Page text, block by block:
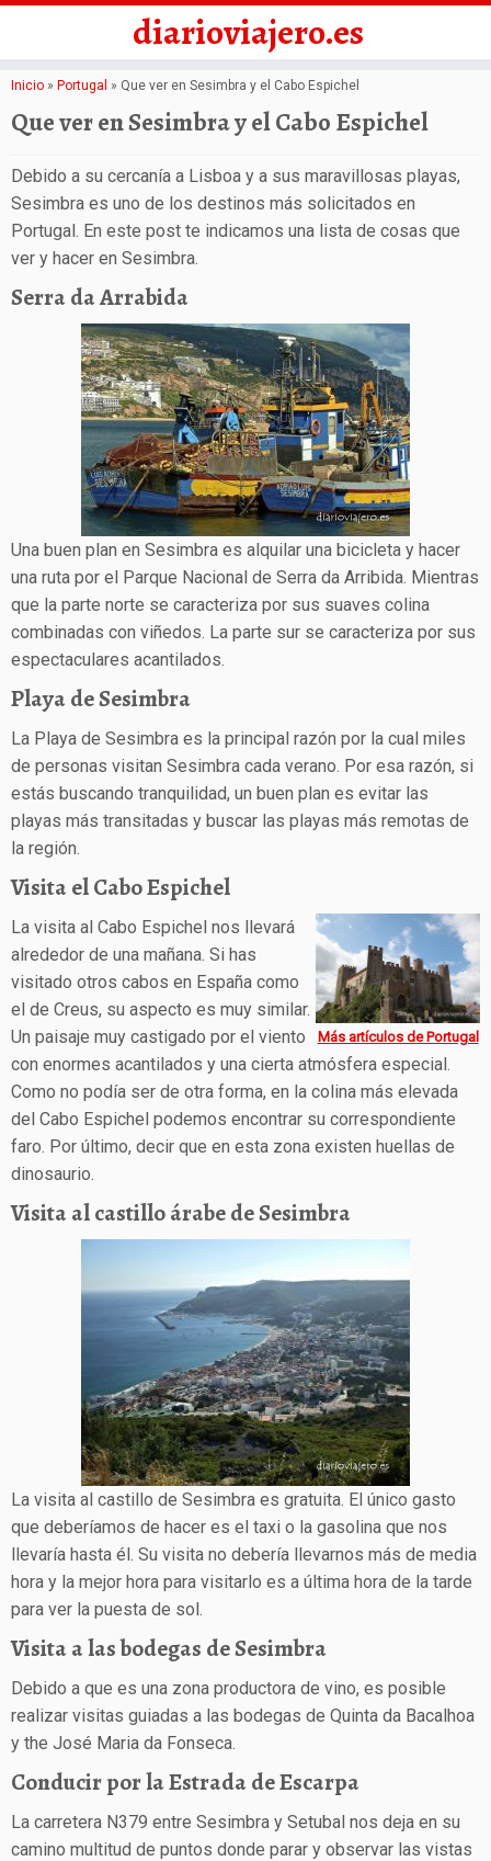
Saltar
contenido
diarioviajero.es
Inicio » Portugal » Que ver en Sesimbra y el Cabo Espichel
Que ver en Sesimbra y el Cabo Espichel
Debido a su cercanía a Lisboa y a sus maravillosas playas,
Sesimbra es uno de los destinos más solicitados en
Portugal. En este post te indicamos una lista de cosas que
ver y hacer en Sesimbra.
Serra da Arrabida
Una buen plan en Sesimbra es alquilar una bicicleta y hacer
una ruta por el Parque Nacional de Serra da Arribida. Mientras
que la parte norte se caracteriza por sus suaves colina
combinadas con viñedos. La parte sur se caracteriza por sus
espectaculares acantilados.
Playa de Sesimbra
La Playa de Sesimbra es la principal razón por la cual miles
de personas visitan Sesimbra cada verano. Por esa razón, si
estás buscando tranquilidad, un buen plan es evitar las
playas más transitadas y buscar las playas más remotas de
la región.
Visita el Cabo Espichel
Más artículos de Portugal
La visita al Cabo Espichel nos llevará
alrededor de una mañana. Si has
visitado otros cabos en España como
el de Creus, su aspecto es muy similar.
Un paisaje muy castigado por el viento
con enormes acantilados y una cierta atmósfera especial.
Como no podía ser de otra forma, en la colina más elevada
del Cabo Espichel podemos encontrar su correspondiente
faro. Por último, decir que en esta zona existen huellas de
dinosaurio.
Visita al castillo árabe de Sesimbra
La visita al castillo de Sesimbra es gratuita. El único gasto
que deberíamos de hacer es el taxi o la gasolina que nos
llevaría hasta él. Su visita no debería llevarnos más de media
hora y la mejor hora para visitarlo es a última hora de la tarde
para ver la puesta de sol.
Visita a las bodegas de Sesimbra
Debido a que es una zona productora de vino, es posible
realizar visitas guiadas a las bodegas de Quinta da Bacalhoa
y the José Maria da Fonseca.
Conducir por la Estrada de Escarpa
La carretera N379 entre Sesimbra y Setubal nos deja en su
camino multitud de puntos donde parar y observar las vistas